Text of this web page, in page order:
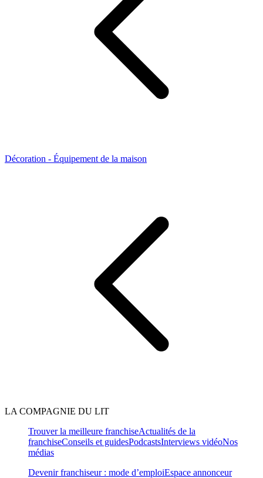
Décoration - Équipement de la maison
LA COMPAGNIE DU LIT
Trouver la meilleure franchiseActualités de la
franchiseConseils et guidesPodcastsInterviews vidéoNos
médias
Devenir franchiseur : mode d’emploiEspace annonceur